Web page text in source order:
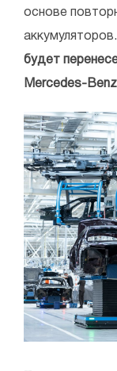
основе
будет
Mercedes-Benz